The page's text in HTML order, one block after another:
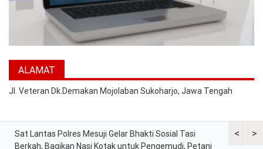
ALAMAT
Jl. Veteran Dk.Demakan Mojolaban Sukoharjo, Jawa Tengah
<
Sat Lantas Polres Mesuji Gelar Bhakti Sosial Tasi
Berkah, Bagikan Nasi Kotak untuk Pengemudi, Petani
Kapolres
>